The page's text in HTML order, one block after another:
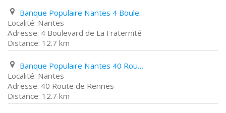
Banque Populaire Nantes 4 Boulevard de La Fraternité
Nantes
4 Boulevard de La Fraternité
12.7 km
Banque Populaire Nantes 40 Route de Rennes
Nantes
40 Route de Rennes
12.7 km